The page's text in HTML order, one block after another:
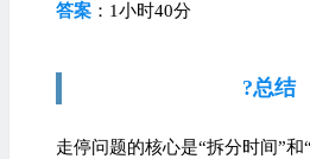
答案：1小时40分
?总结
走停问题的核心是“拆分时间”和